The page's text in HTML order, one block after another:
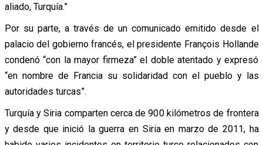
aliado, Turquía.”
Por su parte, a través de un comunicado emitido desde el
palacio del gobierno francés, el presidente François Hollande
condenó “con la mayor firmeza” el doble atentado y expresó
“en nombre de Francia su solidaridad con el pueblo y las
autoridades turcas”.
Turquía y Siria comparten cerca de 900 kilómetros de frontera
y desde que inició la guerra en Siria en marzo de 2011, ha